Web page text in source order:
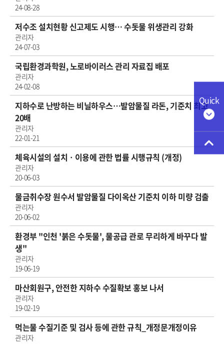
Quick
24-08-28
저수조 설치현황 신고제도 시행… 수돗물 위생관리 강화
관리자
24-07-03
국립환경과학원, 노로바이러스 관리 자료집 배포
관리자
24-02-08
지하수로 난방하는 비닐하우스…발암물질 라돈, 기준치 최고
20배
관리자
22-01-21
체육시설의 설치ㆍ이용에 관한 법률 시행규칙 (개정)
관리자
20-06-03
물금취수장 원수서 발암물질 다이옥산 기준치 이하 미량 검출
관리자
20-06-02
환경부 "인천 '붉은 수돗물', 물공급 관로 무리하게 바꾸다 발
생"
관리자
19-06-19
마산회원구, 안전한 지하수 수질확보 홍보 나서
관리자
19-02-19
먹는물 수질기준 및 검사 등에 관한 규칙_개정문개정이유
관리자